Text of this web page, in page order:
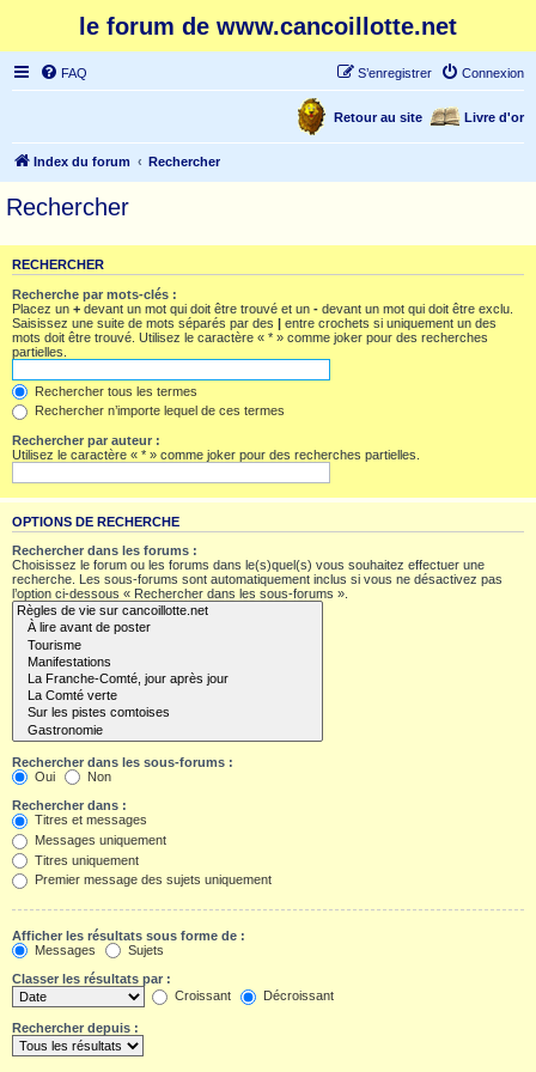
le forum de www.cancoillotte.net
FAQ Connexion
S’enregistrer
Livre d'or
Retour au site
Index du forum Rechercher
Rechercher
RECHERCHER
Recherche par mots-clés :
Placez un + devant un mot qui doit être trouvé et un - devant un mot qui doit être exclu.
Saisissez une suite de mots séparés par des | entre crochets si uniquement un des
mots doit être trouvé. Utilisez le caractère « * » comme joker pour des recherches
partielles.
Rechercher tous les termes
Rechercher n’importe lequel de ces termes
Rechercher par auteur :
Utilisez le caractère « * » comme joker pour des recherches partielles.
OPTIONS DE RECHERCHE
Rechercher dans les forums :
Choisissez le forum ou les forums dans le(s)quel(s) vous souhaitez effectuer une
recherche. Les sous-forums sont automatiquement inclus si vous ne désactivez pas
l’option ci-dessous « Rechercher dans les sous-forums ».
Rechercher dans les sous-forums :
Oui
Non
Rechercher dans :
Titres et messages
Messages uniquement
Titres uniquement
Premier message des sujets uniquement
Afficher les résultats sous forme de :
Messages
Sujets
Classer les résultats par :
Croissant
Décroissant
Rechercher depuis :